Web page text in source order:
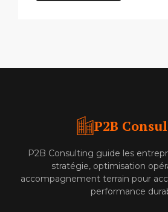
P2B
P2B Consulting guide les
stratégie, optimisation
accompagnement terrain pour
performance